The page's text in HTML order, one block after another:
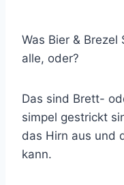
Was Bier &
alle, oder?
Das sind Brett-
simpel gestrickt
das Hirn aus und
kann.